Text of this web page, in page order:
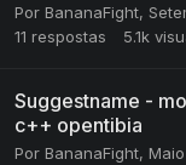
Por BananaFight,
11 respostas 5.1k
Suggestname -
c++ opentibia
Por BananaFight,